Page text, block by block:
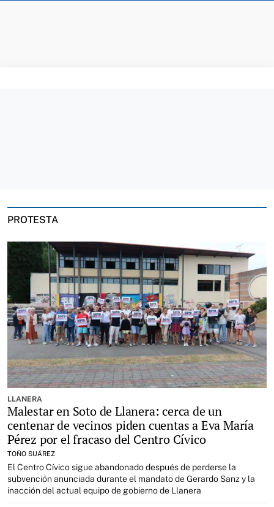
PROTESTA
LLANERA
Malestar en Soto de Llanera: cerca de un
centenar de vecinos piden cuentas a Eva María
Pérez por el fracaso del Centro Cívico
TOÑO SUÁREZ
El Centro Cívico sigue abandonado después de perderse la
subvención anunciada durante el mandato de Gerardo Sanz y la
inacción del actual equipo de gobierno de Llanera